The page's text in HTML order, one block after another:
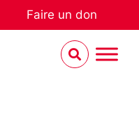
Faire un don